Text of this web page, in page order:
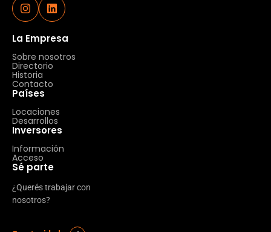
La Empresa
Sobre nosotros
Directorio
Historia
Contacto
Países
Locaciones
Desarrollos
Inversores
Información
Acceso
Sé parte
¿Querés trabajar con
nosotros?